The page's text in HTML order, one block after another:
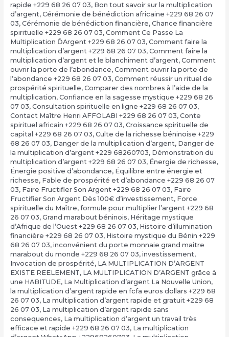
rapide +229 68 26 07 03, Bon tout savoir sur la multiplication
d’argent, Cérémonie de bénédiction africaine +229 68 26 07
03, Cérémonie de bénédiction financière, Chance financière
spirituelle +229 68 26 07 03, Comment Ce Passe La
Multiplication ĎArgent +229 68 26 07 03, Comment faire la
multiplication d’argent +229 68 26 07 03, Comment faire la
multiplication d’argent et le blanchiment d’argent, Comment
ouvrir la porte de l’abondance, Comment ouvrir la porte de
l’abondance +229 68 26 07 03, Comment réussir un rituel de
prospérité spirituelle, Comparer des nombres à l’aide de la
multiplication, Confiance en la sagesse mystique +229 68 26
07 03, Consultation spirituelle en ligne +229 68 26 07 03,
Contact Maître Henri AFFOLABI +229 68 26 07 03, Conte
spirituel africain +229 68 26 07 03, Croissance spirituelle de
capital +229 68 26 07 03, Culte de la richesse béninoise +229
68 26 07 03, Danger de la multiplication d’argent, Danger de
la multiplication d’argent +229 68260703, Démonstration du
multiplication d’argent +229 68 26 07 03, Énergie de richesse,
Énergie positive d’abondance, Équilibre entre énergie et
richesse, Fable de prospérité et d’abondance +229 68 26 07
03, Faire Fructifier Son Argent +229 68 26 07 03, Faire
Fructifier Son Argent Dès 100€ d’investissement, Force
spirituelle du Maître, formule pour multiplier l’argent +229 68
26 07 03, Grand marabout béninois, Héritage mystique
d’Afrique de l’Ouest +229 68 26 07 03, Histoire d’illumination
financière +229 68 26 07 03, Histoire mystique du Bénin +229
68 26 07 03, inconvénient du porte monnaie grand maitre
marabout du monde +229 68 26 07 03, investissement,
Invocation de prospérité, LA MULTIPLICATION D’ARGENT
EXISTE REELEMENT, LA MULTIPLICATION D’ARGENT grâce à
une HABITUDE, La Multiplication d’argent La Nouvelle Union,
la multiplication d’argent rapide en fcfa euros dollars +229 68
26 07 03, La multiplication d’argent rapide et gratuit +229 68
26 07 03, La multiplication d’argent rapide sans
consequences, La multiplication d’argent un travail très
efficace et rapide +229 68 26 07 03, La multiplication